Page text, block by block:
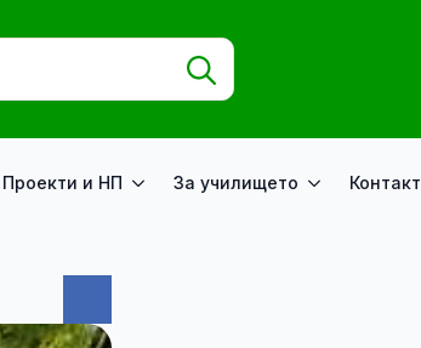
Search
Проекти и НП За училището